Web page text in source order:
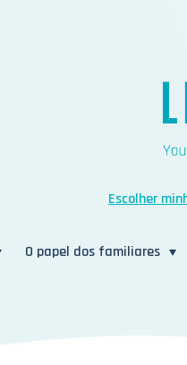
Escolher
O papel dos familiares